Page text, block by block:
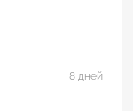
8 дней